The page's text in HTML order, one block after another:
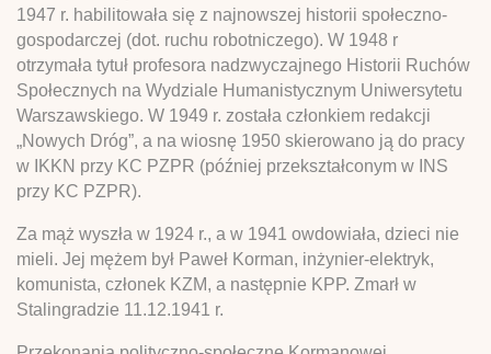
1947 r. habilitowała się z najnowszej historii społeczno-
gospodarczej (dot. ruchu robotniczego). W 1948 r
otrzymała tytuł profesora nadzwyczajnego Historii Ruchów
Społecznych na Wydziale Humanistycznym Uniwersytetu
Warszawskiego. W 1949 r. została członkiem redakcji
„Nowych Dróg”, a na wiosnę 1950 skierowano ją do pracy
w IKKN przy KC PZPR (później przekształconym w INS
przy KC PZPR).
Za mąż wyszła w 1924 r., a w 1941 owdowiała, dzieci nie
mieli. Jej mężem był Paweł Korman, inżynier-elektryk,
komunista, członek KZM, a następnie KPP. Zmarł w
Stalingradzie 11.12.1941 r.